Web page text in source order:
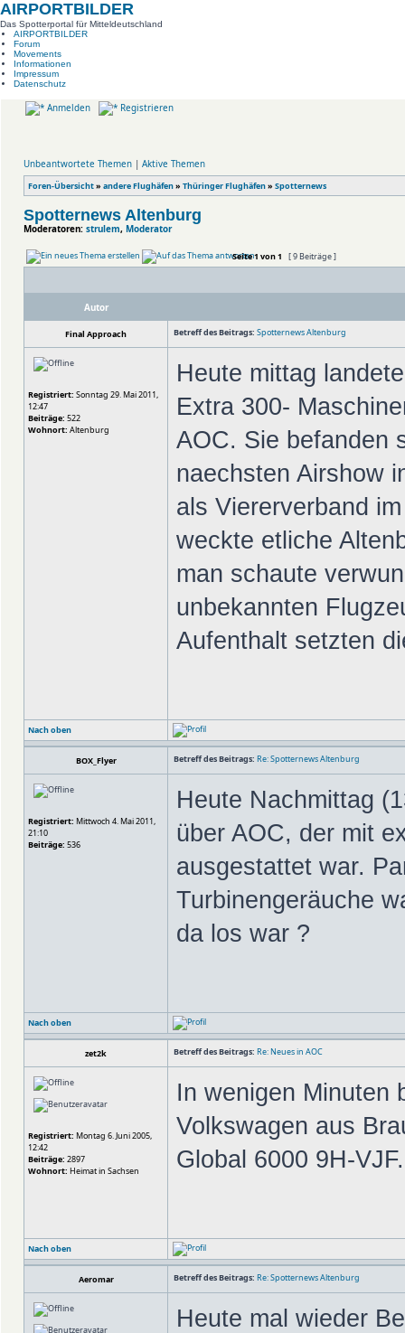
AIRPORTBILDER
Das Spotterportal für Mitteldeutschland
AIRPORTBILDER
Forum
Movements
Informationen
Impressum
Datenschutz
Anmelden Registrieren
Unbeantwortete Themen | Aktive Themen
Foren-Übersicht» andere Flughäfen» Thüringer Flughäfen» Spotternews
Spotternews Altenburg
Moderatoren: strulem, Moderator
Seite1 von1 [ 9 Beiträge ]
Autor
Final Approach Betreff des Beitrags: Spotternews Altenburg
Registriert: Sonntag 29. Mai 2011,
12:47
Beiträge: 522
Wohnort: Altenburg
Heute mittag
Extra 300-
AOC. Sie befanden
naechsten Airshow
als Viererverband
weckte etliche
man schaute
unbekannten
Aufenthalt setzten
Nach oben
BOX_Flyer Betreff des Beitrags: Re: Spotternews Altenburg
Registriert: Mittwoch 4. Mai 2011,
21:10
Beiträge: 536
Heute Nachmittag
über AOC, der mit
ausgestattet war.
Turbinengeräuche
da los war ?
Nach oben
zet2k Betreff des Beitrags: Re: Neues in AOC
Registriert: Montag 6. Juni 2005,
12:42
Beiträge: 2897
Wohnort: Heimat in Sachsen
In wenigen Minuten
Volkswagen aus
Global 6000 9H-VJF.
Nach oben
Aeromar Betreff des Beitrags: Re: Spotternews Altenburg
Heute mal wieder